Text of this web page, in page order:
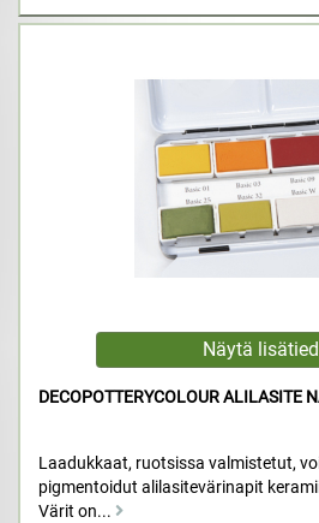
DECOPOTTERYCOLOUR ALILASITE
Laadukkaat, ruotsissa valmistetut,
pigmentoidut alilasitevärinapit
Värit on...